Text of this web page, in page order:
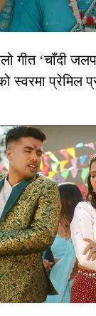
गीत ‘चाँदी
स्वरमा प्रेमिल